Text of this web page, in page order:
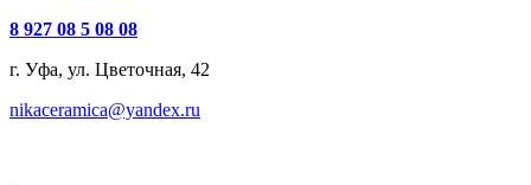
8 927 08 5 08 08
г. Уфа, ул. Цветочная, 42
nikaceramica@yandex.ru